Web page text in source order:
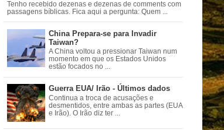
Tenho recebido dezenas e dezenas de comments com
passagens bíblicas. Fica aqui a pergunta: Quem ...
China Prepara-se para Invadir
Taiwan?
A China voltou a pressionar Taiwan num
momento em que os Estados Unidos
estão focados no ...
Guerra EUA/ Irão - Últimos dados
Continua a troca de acusações e
desmentidos, entre ambas as partes (EUA
e Irão). O Irão diz ter ...